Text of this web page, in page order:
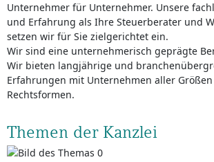
Unternehmer für Unternehmer. Unsere
und Erfahrung als Ihre Steuerberater und
setzen wir für Sie zielgerichtet ein.
Wir sind eine unternehmerisch geprägte
Wir bieten langjährige und
Erfahrungen mit Unternehmen aller
Rechtsformen.
Themen der Kanzlei